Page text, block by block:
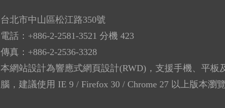
台北市中山區松江路350號
電話：+886-2-2581-3521 分機 423
傳真：+886-2-2536-3328
本網站設計為響應式網頁設計(RWD)，支援手機、平板
腦，建議使用 IE 9 / Firefox 30 / Chrome 27 以上版本瀏覽